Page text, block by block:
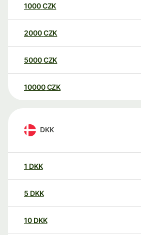
1000CZK
2000CZK
5000CZK
10000 CZK
DKK
1 DKK
5 DKK
10 DKK